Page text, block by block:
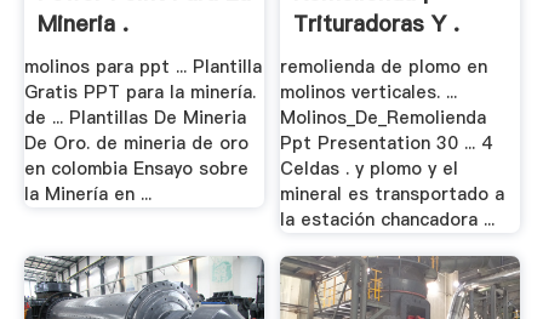
Mineria .
molinos para ppt ... Plantilla
Gratis PPT para la minería.
de ... Plantillas De Mineria
De Oro. de mineria de oro
en colombia Ensayo sobre
la Minería en ...
Trituradoras Y .
remolienda de plomo en
molinos verticales. ...
Molinos_De_Remolienda
Ppt Presentation 30 ... 4
Celdas . y plomo y el
mineral es transportado a
la estación chancadora ...